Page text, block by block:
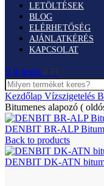
LETÖLTÉSEK
BLOG
ELÉRHETŐSÉG
AJÁNLATKÉRÉS
KAPCSOLAT
0 items 0 Ft
Kezdőlap Vízszigetelés
Bitumenes alapozó (
DENBIT BR-ALP
Back to products
DENBIT DK-ATN